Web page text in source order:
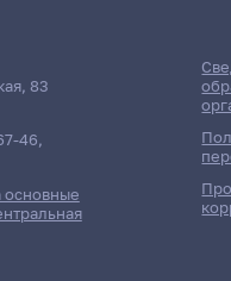
83
46,
основные